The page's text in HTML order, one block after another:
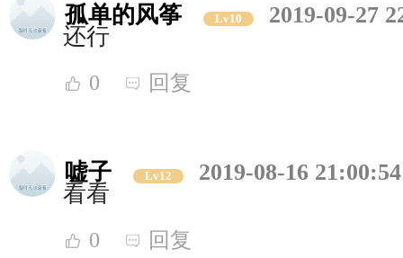
孤单的风筝 Lv10
2019-09-27
还行
0 回复
嘘子 Lv12
2019-08-16 21:00:54
看看
0 回复